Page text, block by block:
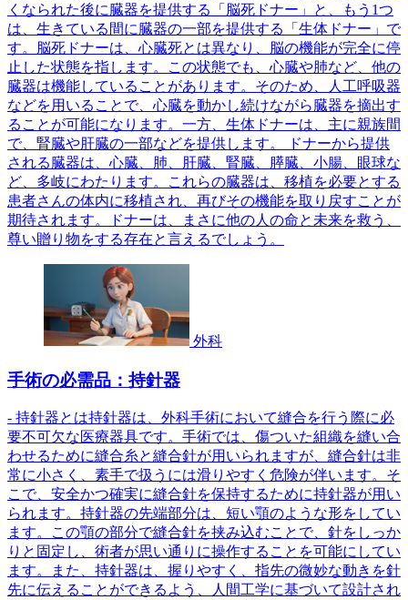
くなられた後に臓器を提供する「脳死ドナー」と、もう1つ
は、生きている間に臓器の一部を提供する「生体ドナー」で
す。脳死ドナーは、心臓死とは異なり、脳の機能が完全に停
止した状態を指します。この状態でも、心臓や肺など、他の
臓器は機能していることがあります。そのため、人工呼吸器
などを用いることで、心臓を動かし続けながら臓器を摘出す
ることが可能になります。一方、生体ドナーは、主に親族間
で、腎臓や肝臓の一部などを提供します。 ドナーから提供
される臓器は、心臓、肺、肝臓、腎臓、膵臓、小腸、眼球な
ど、多岐にわたります。これらの臓器は、移植を必要とする
患者さんの体内に移植され、再びその機能を取り戻すことが
期待されます。ドナーは、まさに他の人の命と未来を救う、
尊い贈り物をする存在と言えるでしょう。
外科
手術の必需品：持針器
- 持針器とは持針器は、外科手術において縫合を行う際に必
要不可欠な医療器具です。手術では、傷ついた組織を縫い合
わせるために縫合糸と縫合針が用いられますが、縫合針は非
常に小さく、素手で扱うには滑りやすく危険が伴います。そ
こで、安全かつ確実に縫合針を保持するために持針器が用い
られます。持針器の先端部分は、短い顎のような形をしてい
ます。この顎の部分で縫合針を挟み込むことで、針をしっか
りと固定し、術者が思い通りに操作することを可能にしてい
ます。また、持針器は、握りやすく、指先の微妙な動きを針
先に伝えることができるよう、人間工学に基づいて設計され